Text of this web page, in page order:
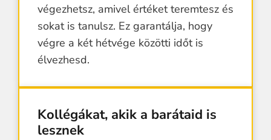
végezhetsz, amivel értéket teremtesz és
sokat is tanulsz. Ez garantálja, hogy
végre a két hétvége közötti időt is
élvezhesd.
Kollégákat, akik a barátaid is
lesznek